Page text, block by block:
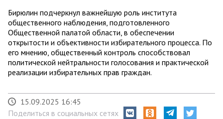
Бирюлин подчеркнул важнейшую роль института
общественного наблюдения, подготовленного
Общественной палатой области, в обеспечении
открытости и объективности избирательного процесса. По
его мнению, общественный контроль способствовал
политической нейтральности голосования и практической
реализации избирательных прав граждан.
15.09.2025 16:45
Поделиться в социальных сетях